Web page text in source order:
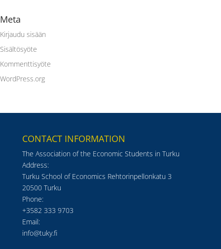
Meta
Kirjaudu sisään
Sisältösyöte
Kommenttisyöte
WordPress.org
CONTACT INFORMATION
The Association of the Economic Students in Turku
Address:
Turku School of Economics Rehtorinpellonkatu 3
20500 Turku
Phone:
+3582 333 9703
Email:
info@tuky.fi